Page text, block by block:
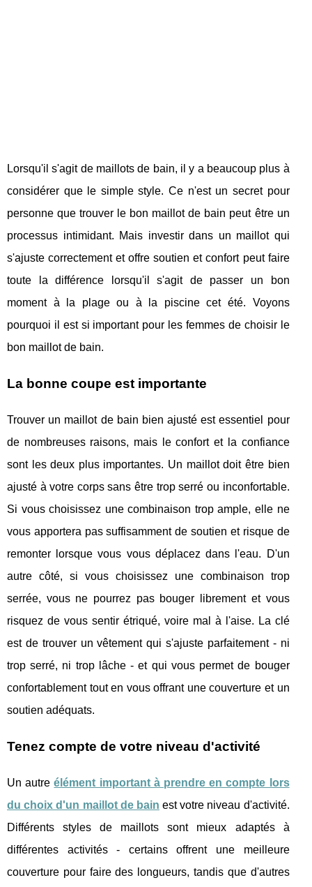
Lorsqu'il s'agit de maillots de bain, il y a beaucoup plus à
considérer que le simple style. Ce n'est un secret pour
personne que trouver le bon maillot de bain peut être un
processus intimidant. Mais investir dans un maillot qui
s'ajuste correctement et offre soutien et confort peut faire
toute la différence lorsqu'il s'agit de passer un bon
moment à la plage ou à la piscine cet été. Voyons
pourquoi il est si important pour les femmes de choisir le
bon maillot de bain.
La bonne coupe est importante
Trouver un maillot de bain bien ajusté est essentiel pour
de nombreuses raisons, mais le confort et la confiance
sont les deux plus importantes. Un maillot doit être bien
ajusté à votre corps sans être trop serré ou inconfortable.
Si vous choisissez une combinaison trop ample, elle ne
vous apportera pas suffisamment de soutien et risque de
remonter lorsque vous vous déplacez dans l'eau. D'un
autre côté, si vous choisissez une combinaison trop
serrée, vous ne pourrez pas bouger librement et vous
risquez de vous sentir étriqué, voire mal à l'aise. La clé
est de trouver un vêtement qui s'ajuste parfaitement - ni
trop serré, ni trop lâche - et qui vous permet de bouger
confortablement tout en vous offrant une couverture et un
soutien adéquats.
Tenez compte de votre niveau d'activité
Un autreélément important à prendre en compte lors
du choix d'un maillot de bain est votre niveau d'activité.
Différents styles de maillots sont mieux adaptés à
différentes activités - certains offrent une meilleure
couverture pour faire des longueurs, tandis que d'autres